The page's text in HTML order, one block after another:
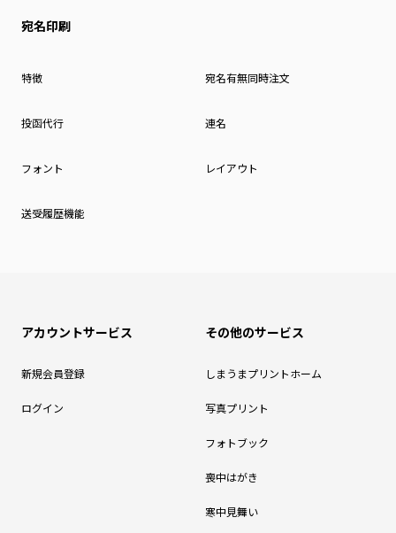
宛名印刷
特徴 宛名有無同時注文
投函代行 連名
フォント レイアウト
送受履歴機能
アカウントサービス
新規会員登録
ログイン
その他のサービス
しまうまプリントホーム
写真プリント
フォトブック
喪中はがき
寒中見舞い